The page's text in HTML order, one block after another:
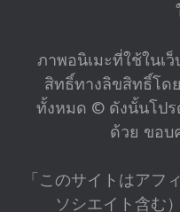
ภาพอนิเมะที่ใช้ในเ
สิทธิ์ทางลิขสิทธิ์โด
ทั้งหมด © ดังนั้นโป
ด้วย ขอ
「このサイトはアフ
ソシエイト含む